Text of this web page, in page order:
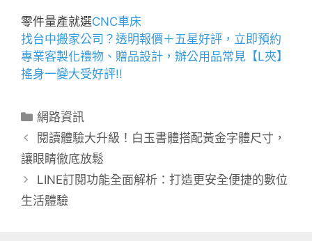
零件量產就選CNC車床
找台中搬家公司 ？透明報價＋五星好評，立即預約
專業客製化禮物、贈品設計，辦公用品常見【L夾】
搖身一變大受好評!!
分
類
網路資訊
閱讀體驗大升級！白玉書體搭配黃金字體尺寸，
讓眼睛徹底放鬆
LINE訂閱功能全面解析：打造更安全便捷的數位
生活體驗